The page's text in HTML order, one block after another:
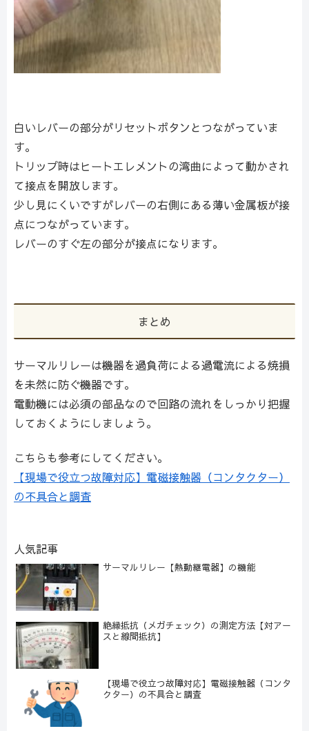
白いレバーの部分がリセットボタンとつながっていま
す。
トリップ時はヒートエレメントの湾曲によって動かされ
て接点を開放します。
少し見にくいですがレバーの右側にある薄い金属板が接
点につながっています。
レバーのすぐ左の部分が接点になります。
まとめ
サーマルリレーは機器を過負荷による過電流による焼損
を未然に防ぐ機器です。
電動機には必須の部品なので回路の流れをしっかり把握
しておくようにしましょう。
こちらも参考にしてください。
【現場で役立つ故障対応】電磁接触器（コンタクター）
の不具合と調査
人気記事
サーマルリレー【熱動継電器】の機能
絶縁抵抗（メガチェック）の測定方法【対アー
スと線間抵抗】
【現場で役立つ故障対応】電磁接触器（コンタ
クター）の不具合と調査